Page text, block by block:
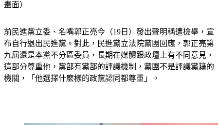
畫面）
前民進黨立委、名嘴郭正亮今（19日）發出聲明稱遭檢舉，宣
布自行退出民進黨。對此，民進黨立法院黨團回應，郭正亮第
九屆還是本黨不分區委員，長期在媒體跟政壇上有不同意見，
這部分尊重他，黨部有黨部的評議機制，黨團不是評議黨籍的
機關，「他選擇什麼樣的政黨認同都尊重」。